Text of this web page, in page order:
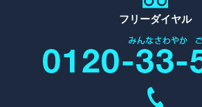
フリーダイヤル